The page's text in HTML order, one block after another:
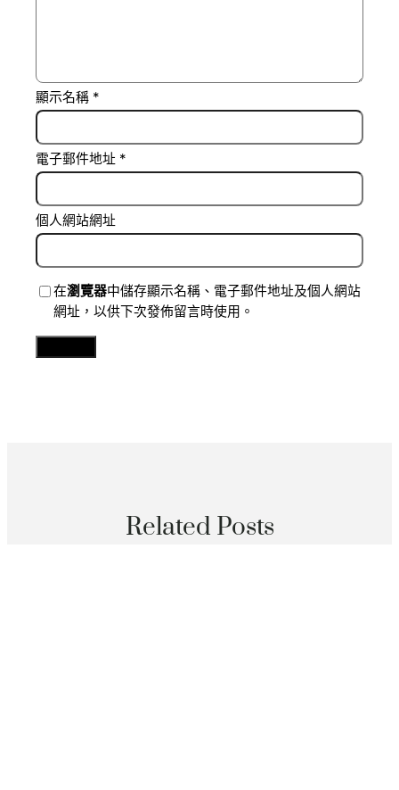
顯示名稱 *
電子郵件地址 *
個人網站網址
在瀏覽器中儲存顯示名稱、電子郵件地址及個人網站
網址，以供下次發佈留言時使用。
Related Posts